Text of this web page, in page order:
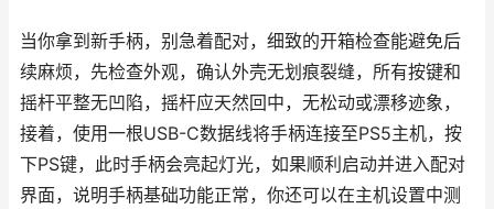
当你拿到新手柄，别急着配对，细致的开箱检查能避免后
续麻烦，先检查外观，确认外壳无划痕裂缝，所有按键和
摇杆平整无凹陷，摇杆应天然回中，无松动或漂移迹象，
接着，使用一根USB-C数据线将手柄连接至PS5主机，按
下PS键，此时手柄会亮起灯光，如果顺利启动并进入配对
界面，说明手柄基础功能正常，你还可以在主机设置中测